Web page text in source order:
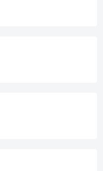
年以来，国际黄金市场走出了
至6月2日，伦敦金现在4491美
为横盘震荡。记者注意到，
自此前两次高位回落调整之
度从323010元/吨低点攀升至
印尼资源管控趋严、非洲产区
低；需求端，AI算力、半导